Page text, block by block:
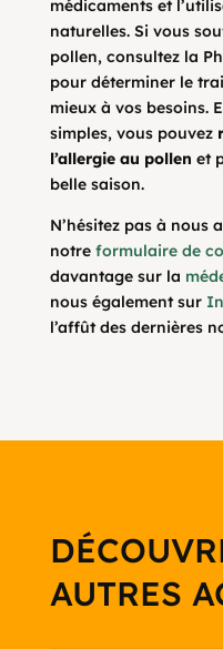
médicaments et
naturelles. Si vous
pollen, consultez la
pour déterminer le
mieux à vos besoins.
simples, vous pouvez
l’allergie au pollen et
belle saison.
N’hésitez pas à nous
notre formulaire de
davantage sur la
nous également sur
l’affût des dernières
AUTRES